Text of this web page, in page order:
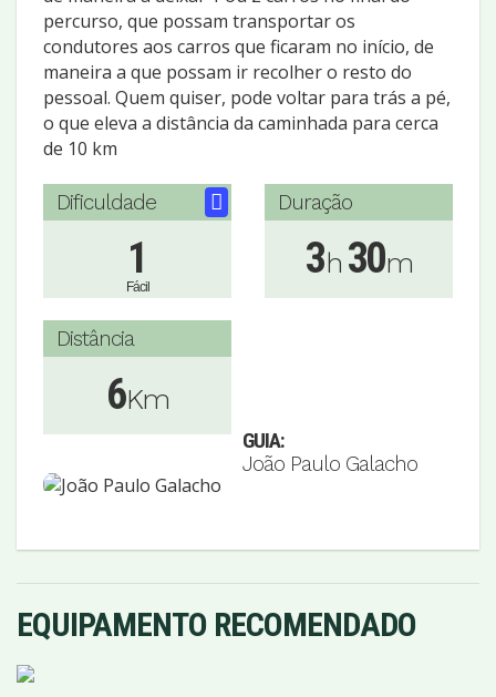
percurso, que possam transportar os
condutores aos carros que ficaram no início, de
maneira a que possam ir recolher o resto do
pessoal. Quem quiser, pode voltar para trás a pé,
o que eleva a distância da caminhada para cerca
de 10 km
Dificuldade
1
Fácil
Duração
3h 30m
Distância
6Km
GUIA:
João Paulo Galacho
EQUIPAMENTO RECOMENDADO